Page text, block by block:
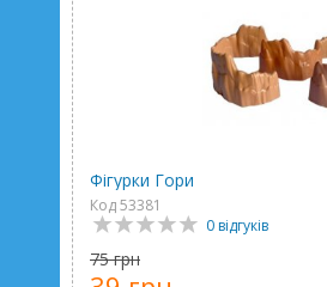
Фігурки Гори
Код 53381
0 відгуків
75 грн